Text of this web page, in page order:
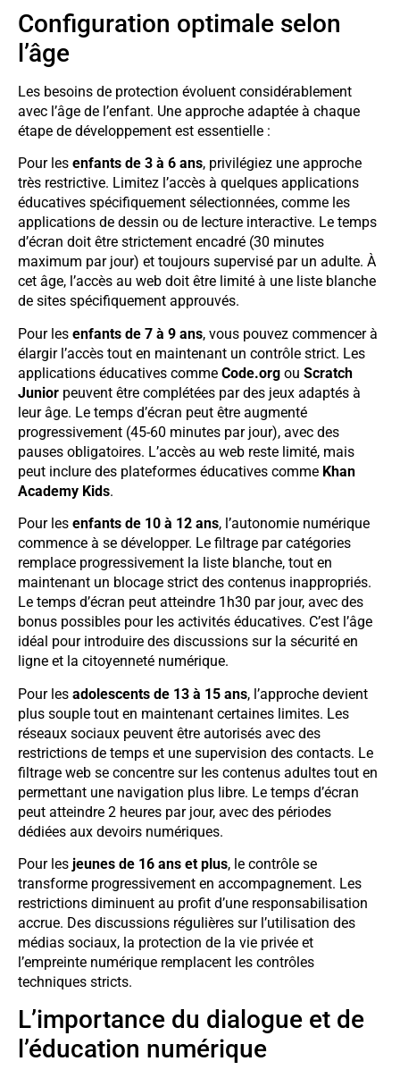
Configuration optimale selon
l’âge
Les besoins de protection évoluent considérablement
avec l’âge de l’enfant. Une approche adaptée à chaque
étape de développement est essentielle :
Pour les enfants de 3 à 6 ans, privilégiez une approche
très restrictive. Limitez l’accès à quelques applications
éducatives spécifiquement sélectionnées, comme les
applications de dessin ou de lecture interactive. Le temps
d’écran doit être strictement encadré (30 minutes
maximum par jour) et toujours supervisé par un adulte. À
cet âge, l’accès au web doit être limité à une liste blanche
de sites spécifiquement approuvés.
Pour les enfants de 7 à 9 ans, vous pouvez commencer à
élargir l’accès tout en maintenant un contrôle strict. Les
applications éducatives comme Code.org ou Scratch
Junior peuvent être complétées par des jeux adaptés à
leur âge. Le temps d’écran peut être augmenté
progressivement (45-60 minutes par jour), avec des
pauses obligatoires. L’accès au web reste limité, mais
peut inclure des plateformes éducatives comme Khan
Academy Kids.
Pour les enfants de 10 à 12 ans, l’autonomie numérique
commence à se développer. Le filtrage par catégories
remplace progressivement la liste blanche, tout en
maintenant un blocage strict des contenus inappropriés.
Le temps d’écran peut atteindre 1h30 par jour, avec des
bonus possibles pour les activités éducatives. C’est l’âge
idéal pour introduire des discussions sur la sécurité en
ligne et la citoyenneté numérique.
Pour les adolescents de 13 à 15 ans, l’approche devient
plus souple tout en maintenant certaines limites. Les
réseaux sociaux peuvent être autorisés avec des
restrictions de temps et une supervision des contacts. Le
filtrage web se concentre sur les contenus adultes tout en
permettant une navigation plus libre. Le temps d’écran
peut atteindre 2 heures par jour, avec des périodes
dédiées aux devoirs numériques.
Pour les jeunes de 16 ans et plus, le contrôle se
transforme progressivement en accompagnement. Les
restrictions diminuent au profit d’une responsabilisation
accrue. Des discussions régulières sur l’utilisation des
médias sociaux, la protection de la vie privée et
l’empreinte numérique remplacent les contrôles
techniques stricts.
L’importance du dialogue et de
l’éducation numérique